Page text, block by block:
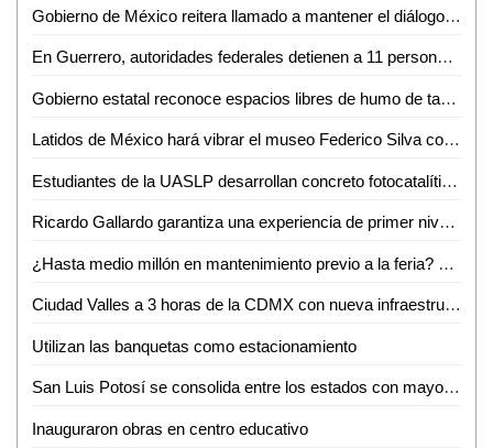
Gobierno de México reitera llamado a mantener el diálogo con CNTE
En Guerrero, autoridades federales detienen a 11 personas vinculadas con extorsión a prestadores de servicios turísticos
Gobierno estatal reconoce espacios libres de humo de tabaco y emisiones
Latidos de México hará vibrar el museo Federico Silva con Hunac-Ceel
Estudiantes de la UASLP desarrollan concreto fotocatalítico para reducir la contaminación del aire y mejorar la calidad del agua
Ricardo Gallardo garantiza una experiencia de primer nivel en la Fenapo 2026
¿Hasta medio millón en mantenimiento previo a la feria? FENAPO 2026 alista manita de gato
Ciudad Valles a 3 horas de la CDMX con nueva infraestructura carretera: David Medina
Utilizan las banquetas como estacionamiento
San Luis Potosí se consolida entre los estados con mayor crecimiento salarial en el país
Inauguraron obras en centro educativo